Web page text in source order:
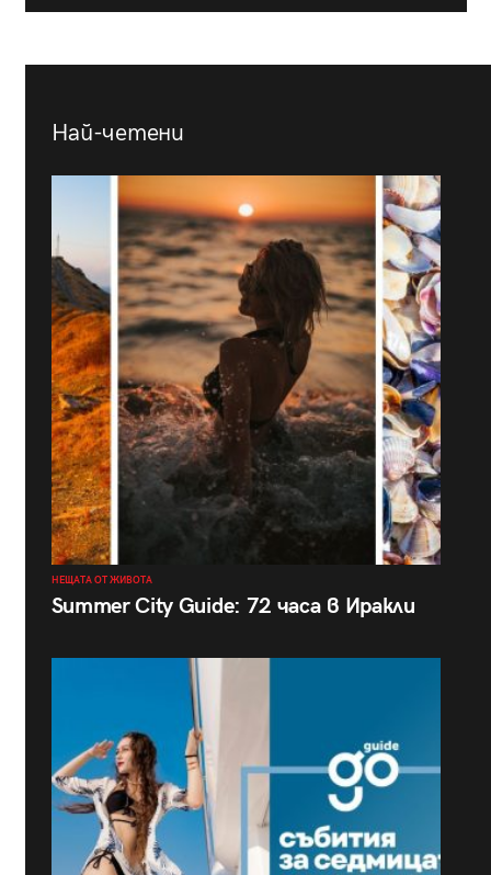
Най-четени
НЕЩАТА ОТ ЖИВОТА
Summer City Guide: 72 часа в Иракли